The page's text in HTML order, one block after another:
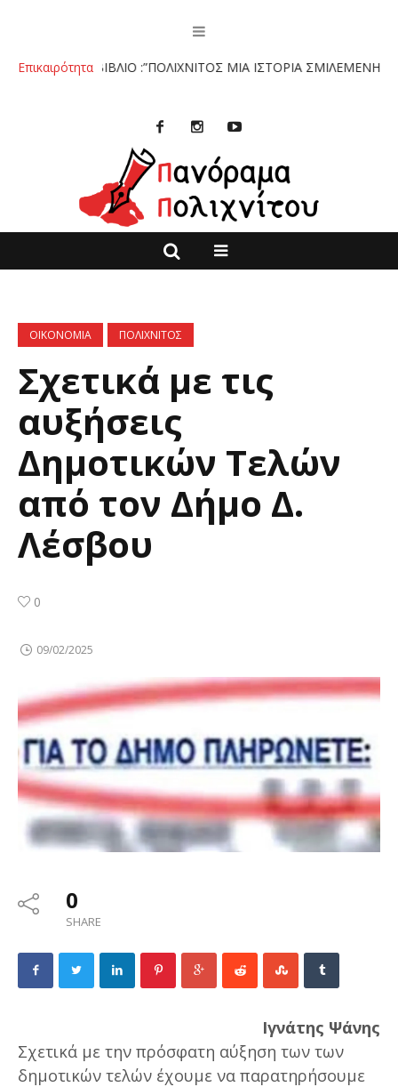
Επικαιρότητα
ΤΟ ΒΙΒΛΙΟ :”ΠΟΛΙΧΝΙΤΟΣ ΜΙΑ ΙΣΤΟΡΙΑ ΣΜΙΛΕΜΕΝΗ ΣΤΗΝ
ΟΙΚΟΝΟΜΙΑ ΠΟΛΙΧΝΙΤΟΣ
Σχετικά με τις
αυξήσεις
Δημοτικών Τελών
από τον Δήμο Δ.
Λέσβου
0
09/02/2025
0
SHARE
Ιγνάτης Ψάνης
Σχετικά με την πρόσφατη αύξηση των των
δημοτικών τελών έχουμε να παρατηρήσουμε